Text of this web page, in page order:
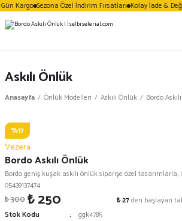
Kargo Sezona Özel İndirim Fırsatları Kolay İade &
Askılı Önlük
Anasayfa Önlük Modelleri Askılı Önlük Bordo
%17
Vezera
Bordo Askılı Önlük
Bordo geniş kuşak askılı önlük siparişe özel tasarımlarla,
05439137474
₺ 300₺ 250 ₺ 27den başlayan
Stok Kodu
ggk4785